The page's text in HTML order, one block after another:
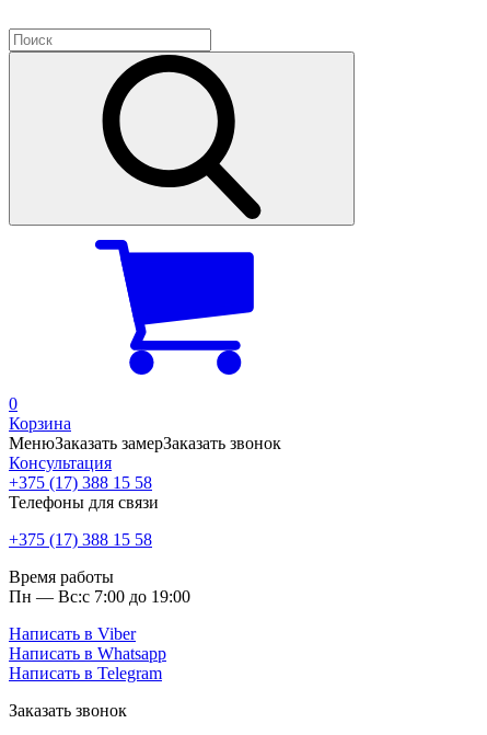
0
Корзина
МенюЗаказать замерЗаказать звонок
Консультация
+375 (17) 388 15 58
Телефоны для связи
+375 (17) 388 15 58
Время работы
Пн — Вс:с 7:00 до 19:00
Написать в Viber
Написать в Whatsapp
Написать в Telegram
Заказать звонок